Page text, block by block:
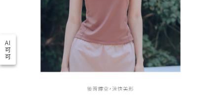
AI
可
可